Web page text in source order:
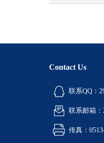
Contact Us
联系QQ：
联系邮箱：
传真：